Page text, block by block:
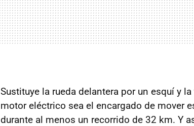
Sustituye la rueda delantera por un esquí y
motor eléctrico sea el encargado de mover
durante al menos un recorrido de 32 km. Y